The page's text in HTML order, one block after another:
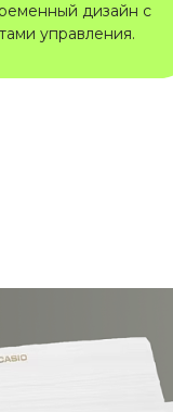
дизайн с
управления.